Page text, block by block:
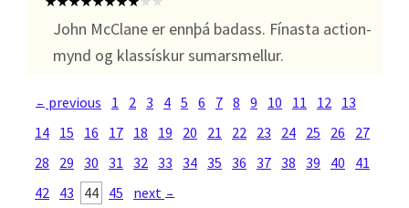
John McClane er ennþá badass. Fínasta action-
mynd og klassískur sumarsmellur.
← previous 1 2 3 4 5 6 7 8 9 10 11 12 13
14 15 16 17 18 19 20 21 22 23 24 25 26
27
28
29 30 31 32 33 34 35 36 37 38 39 40
41
42 43 44 45 next →